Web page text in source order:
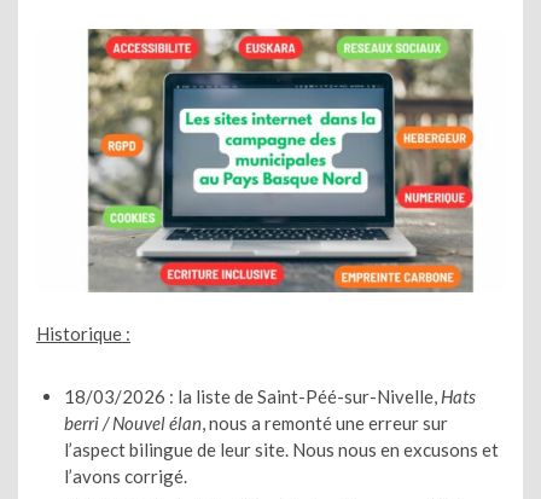
Historique :
18/03/2026 : la liste de Saint-Péé-sur-Nivelle, Hats
berri / Nouvel élan, nous a remonté une erreur sur
l’aspect bilingue de leur site. Nous nous en excusons et
l’avons corrigé.